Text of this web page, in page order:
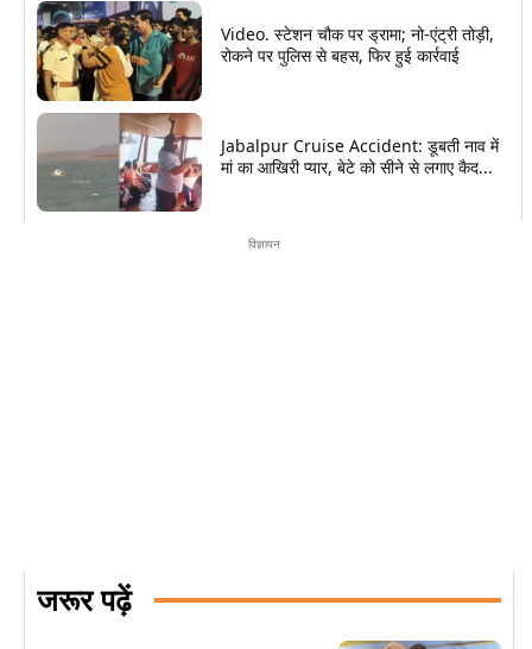
Video. स्टेशन चौक पर ड्रामा; नो-एंट्री तोड़ी,
रोकने पर पुलिस से बहस, फिर हुई कार्रवाई
Jabalpur Cruise Accident: डूबती नाव में
मां का आखिरी प्यार, बेटे को सीने से लगाए कैद...
विज्ञापन
जरूर पढ़ें